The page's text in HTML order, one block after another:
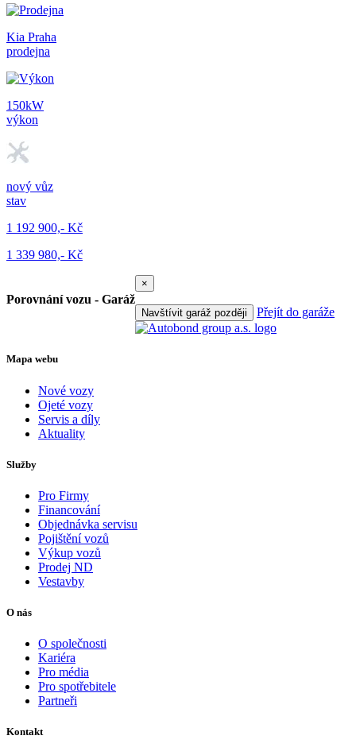
Kia Praha
prodejna
150kW
výkon
nový vůz
stav
1 192 900,- Kč
1 339 980,- Kč
Porovnání vozu - Garáž
×
Navštívit garáž později Přejít do garáže
Mapa webu
Nové vozy
Ojeté vozy
Servis a díly
Aktuality
Služby
Pro Firmy
Financování
Objednávka servisu
Pojištění vozů
Výkup vozů
Prodej ND
Vestavby
O nás
O společnosti
Kariéra
Pro média
Pro spotřebitele
Partneři
Kontakt